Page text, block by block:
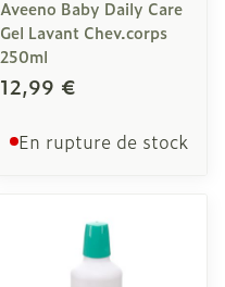
Aveeno Baby Daily Care
Gel Lavant Chev.corps
250ml
12,99 €
En rupture de stock